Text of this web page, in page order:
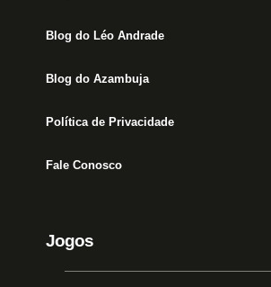
Blog do Léo Andrade
Blog do Azambuja
Política de Privacidade
Fale Conosco
Jogos
sinaliza intenção de